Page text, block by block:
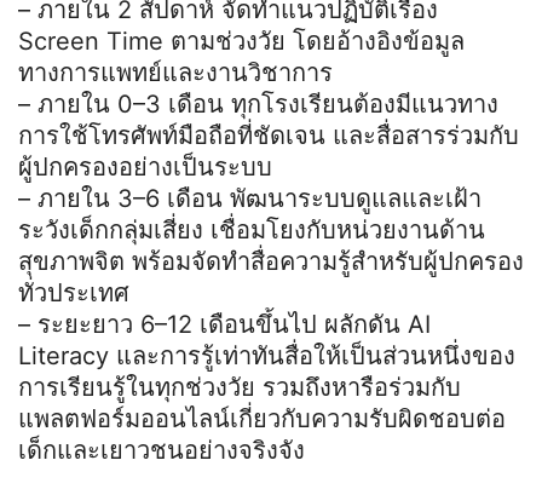
– ภายใน 2 สัปดาห์ จัดทำแนวปฏิบัติเรื่อง
Screen Time ตามช่วงวัย โดยอ้างอิงข้อมูล
ทางการแพทย์และงานวิชาการ
– ภายใน 0–3 เดือน ทุกโรงเรียนต้องมีแนวทาง
การใช้โทรศัพท์มือถือที่ชัดเจน และสื่อสารร่วมกับ
ผู้ปกครองอย่างเป็นระบบ
– ภายใน 3–6 เดือน พัฒนาระบบดูแลและเฝ้า
ระวังเด็กกลุ่มเสี่ยง เชื่อมโยงกับหน่วยงานด้าน
สุขภาพจิต พร้อมจัดทำสื่อความรู้สำหรับผู้ปกครอง
ทั่วประเทศ
– ระยะยาว 6–12 เดือนขึ้นไป ผลักดัน AI
Literacy และการรู้เท่าทันสื่อให้เป็นส่วนหนึ่งของ
การเรียนรู้ในทุกช่วงวัย รวมถึงหารือร่วมกับ
แพลตฟอร์มออนไลน์เกี่ยวกับความรับผิดชอบต่อ
เด็กและเยาวชนอย่างจริงจัง